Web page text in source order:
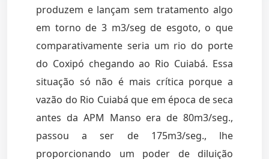
produzem e lançam sem tratamento algo
em torno de 3 m3/seg de esgoto, o que
comparativamente seria um rio do porte
do Coxipó chegando ao Rio Cuiabá. Essa
situação só não é mais crítica porque a
vazão do Rio Cuiabá que em época de seca
antes da APM Manso era de 80m3/seg.,
passou a ser de 175m3/seg., lhe
proporcionando um poder de diluição